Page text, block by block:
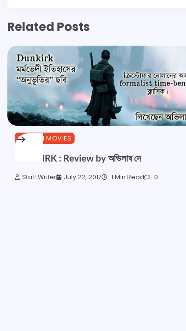
Related Posts
ENGLISH MOVIES
DUNKIRK : Review by অভিলাষ দে
Staff Writer July 22, 2017 1 Min Read 0